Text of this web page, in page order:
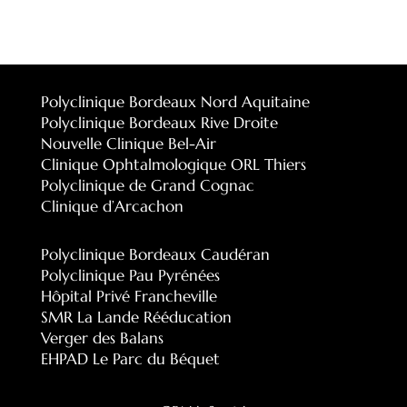
Polyclinique Bordeaux Nord Aquitaine
Polyclinique Bordeaux Rive Droite
Nouvelle Clinique Bel-Air
Clinique Ophtalmologique ORL Thiers
Polyclinique de Grand Cognac
Clinique d’Arcachon
Polyclinique Bordeaux Caudéran
Polyclinique Pau Pyrénées
Hôpital Privé Francheville
SMR La Lande Rééducation
Verger des Balans
EHPAD Le Parc du Béquet